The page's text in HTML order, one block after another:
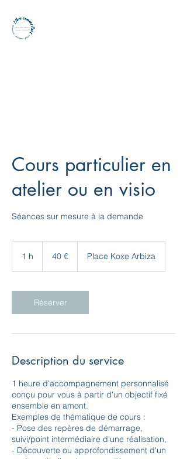
Cours particulier en
atelier ou en visio
Séances sur mesure à la demande
1 h 40 € Place Koxe Arbiza
Réserver
Description du service
1 heure d'accompagnement personnalisé
conçu pour vous à partir d'un objectif fixé
ensemble en amont.
Exemples de thématique de cours :
- Pose des repères de démarrage,
suivi/point intermédiaire d'une réalisation,
- Découverte ou approfondissement d'un